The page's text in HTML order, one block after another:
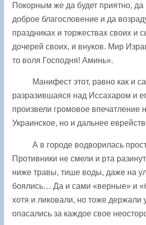
Покорным же да будет приятно, да
доброе благословение и да
праздниках и торжествах своих и
дочерей своих, и внуков. Мир
то воля Господня! Аминь».
Манифест этот, равно как и
разразившаяся над Иссахаром и
произвели громовое впечатление
Украинское, но и дальнее
А в городе водворилась
Противники не смели и рта
ниже травы, тише воды, даже на
боялись… Да и сами «верные» и
хотя и ликовали, но тоже держали
опасались за каждое свое